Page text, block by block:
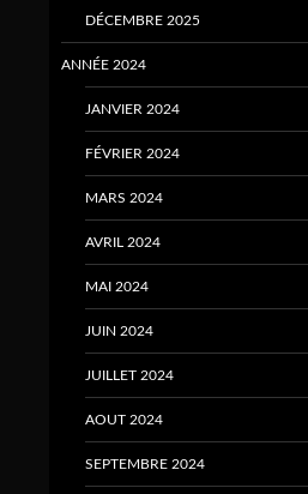
DÉCEMBRE 2025
ANNÉE 2024
JANVIER 2024
FÉVRIER 2024
MARS 2024
AVRIL 2024
MAI 2024
JUIN 2024
JUILLET 2024
AOUT 2024
SEPTEMBRE 2024